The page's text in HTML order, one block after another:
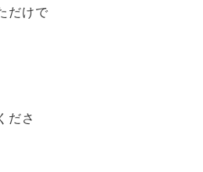
だけで
ださ